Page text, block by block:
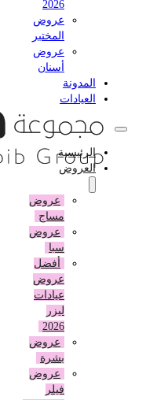
عروض
المختبر
عروض
أسنان
المدونة
العيادات
الرئيسية
العروض
عروض
مساج
عروض
أفضل
عروض
عيادات
عروض
بشرة
عروض